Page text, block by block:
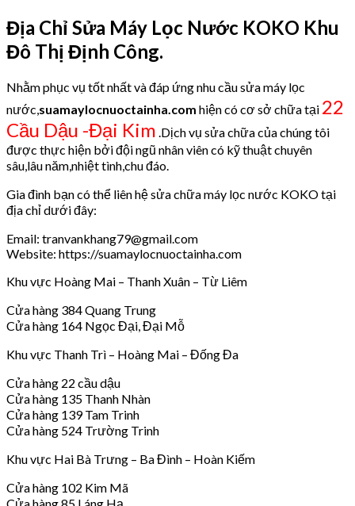
Địa Chỉ Sửa Máy Lọc Nước KOKO Khu
Đô Thị Định Công.
Nhằm phục vụ tốt nhất và đáp ứng nhu cầu sửa máy lọc
nước, suamaylocnuoctainha.com hiện có cơ sở chữa tại 22
Cầu Dậu -Đại Kim .Dịch vụ sửa chữa của chúng tôi
được thực hiện bởi đội ngũ nhân viên có kỹ thuật chuyên
sâu,lâu năm,nhiệt tình,chu đáo.
Gia đình bạn có thể liên hệ sửa chữa máy lọc nước KOKO tại
địa chỉ dưới đây:
Email: tranvankhang79@gmail.com
Website: https://suamaylocnuoctainha.com
Khu vực Hoàng Mai – Thanh Xuân – Từ Liêm
Cửa hàng 384 Quang Trung
Cửa hàng 164 Ngọc Đại, Đại Mỗ
Khu vực Thanh Trì – Hoàng Mai – Đống Đa
Cửa hàng 22 cầu dậu
Cửa hàng 135 Thanh Nhàn
Cửa hàng 139 Tam Trinh
Cửa hàng 524 Trường Trinh
Khu vực Hai Bà Trưng – Ba Đình – Hoàn Kiếm
Cửa hàng 102 Kim Mã